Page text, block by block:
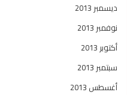
ديسمبر 2013
نوفمبر 2013
أكتوبر 2013
سبتمبر 2013
أغسطس 2013